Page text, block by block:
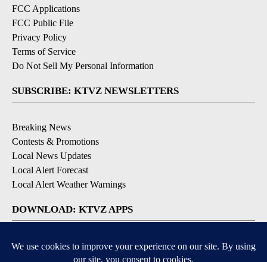
FCC Applications
FCC Public File
Privacy Policy
Terms of Service
Do Not Sell My Personal Information
SUBSCRIBE: KTVZ NEWSLETTERS
Breaking News
Contests & Promotions
Local News Updates
Local Alert Forecast
Local Alert Weather Warnings
DOWNLOAD: KTVZ APPS
Apple & Google Play Stores